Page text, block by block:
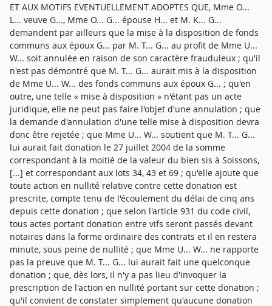
ET AUX MOTIFS EVENTUELLEMENT ADOPTES QUE, Mme O...
L... veuve G..., Mme O... G... épouse H... et M. K... G...
demandent par ailleurs que la mise à la disposition de fonds
communs aux époux G... par M. T... G... au profit de Mme U...
W... soit annulée en raison de son caractère frauduleux ; qu'il
n'est pas démontré que M. T... G... aurait mis à la disposition
de Mme U... W... des fonds communs aux époux G... ; qu'en
outre, une telle « mise à disposition » n'étant pas un acte
juridique, elle ne peut pas faire l'objet d'une annulation ; que
la demande d'annulation d'une telle mise à disposition devra
donc être rejetée ; que Mme U... W... soutient que M. T... G...
lui aurait fait donation le 27 juillet 2004 de la somme
correspondant à la moitié de la valeur du bien sis à Soissons,
[...] et correspondant aux lots 34, 43 et 69 ; qu'elle ajoute que
toute action en nullité relative contre cette donation est
prescrite, compte tenu de l'écoulement du délai de cinq ans
depuis cette donation ; que selon l'article 931 du code civil,
tous actes portant donation entre vifs seront passés devant
notaires dans la forme ordinaire des contrats et il en restera
minute, sous peine de nullité ; que Mme U... W... ne rapporte
pas la preuve que M. T... G... lui aurait fait une quelconque
donation ; que, dès lors, il n'y a pas lieu d'invoquer la
prescription de l'action en nullité portant sur cette donation ;
qu'il convient de constater simplement qu'aucune donation